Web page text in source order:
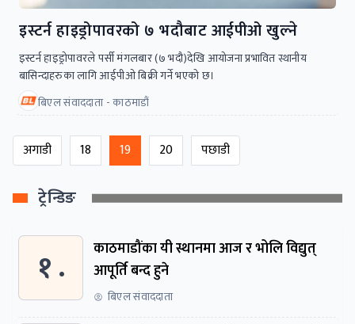
इस्टर्न हाइड्रोपावरको ७ भदौबाट आईपीओ खुल्ने
इस्टर्न हाइड्रोपावरले पर्सी मंगलबार (७ भदौ)देखि आयोजना प्रभावित स्थानीय
बासिन्दाहरुका लागि आईपीओ बिक्री गर्ने भएको छ।
बिएल संवाददाता - काठमाडौं
अगाडी 18 19 20 पछाडी
ट्रेन्डिङ
१ .
काठमाडौंका यी स्थानमा आज र भोलि विद्युत्
आपूर्ति बन्द हुने
बिएल संवाददाता